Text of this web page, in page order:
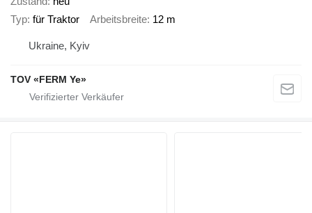
Typ für Traktor Arbeitsbreite 12 m
Ukraine, Kyiv
TOV «FERM Ye»